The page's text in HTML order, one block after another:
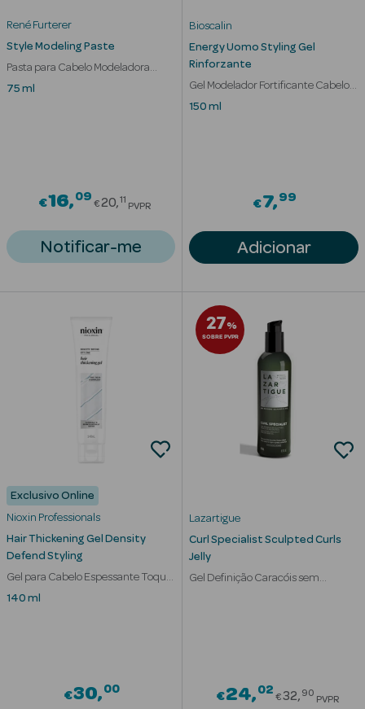
Estrias
Manchas
Rosácea
Rugas
Pele Seca
Vouchers
René Furterer
Style Modeling Paste
Pasta para Cabelo Modeladora
Fixação Natural
75 ml
€16 09Price reduced from
€20 11
PVPR
Notificar-me
Bioscalin
Energy Uomo Styling Gel
Rinforzante
Gel Modelador Fortificante Cabelos
Frágeis
150 ml
€7 99
Adicionar
Exclusivo Online
Nioxin Professionals
Hair Thickening Gel Density
Defend Styling
Gel para Cabelo Espessante Toque
Suave
140 ml
€30 00
27%
SOBRE PVPR
Lazartigue
Curl Specialist Sculpted Curls
Jelly
Gel Definição Caracóis sem
€24 02Price
€32 90
PVPR